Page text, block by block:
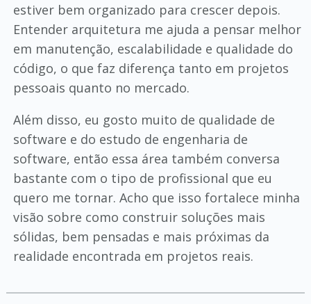
estiver bem organizado para crescer depois.
Entender arquitetura me ajuda a pensar melhor
em manutenção, escalabilidade e qualidade do
código, o que faz diferença tanto em projetos
pessoais quanto no mercado.
Além disso, eu gosto muito de qualidade de
software e do estudo de engenharia de
software, então essa área também conversa
bastante com o tipo de profissional que eu
quero me tornar. Acho que isso fortalece minha
visão sobre como construir soluções mais
sólidas, bem pensadas e mais próximas da
realidade encontrada em projetos reais.